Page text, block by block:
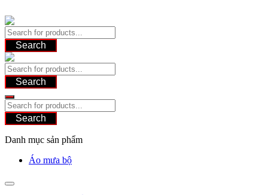
Skip
to
content
Search
Search
Search
Danh mục sản phẩm
Áo mưa bộ